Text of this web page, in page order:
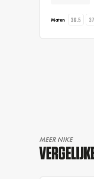
Maten 36.5
MEER NIKE